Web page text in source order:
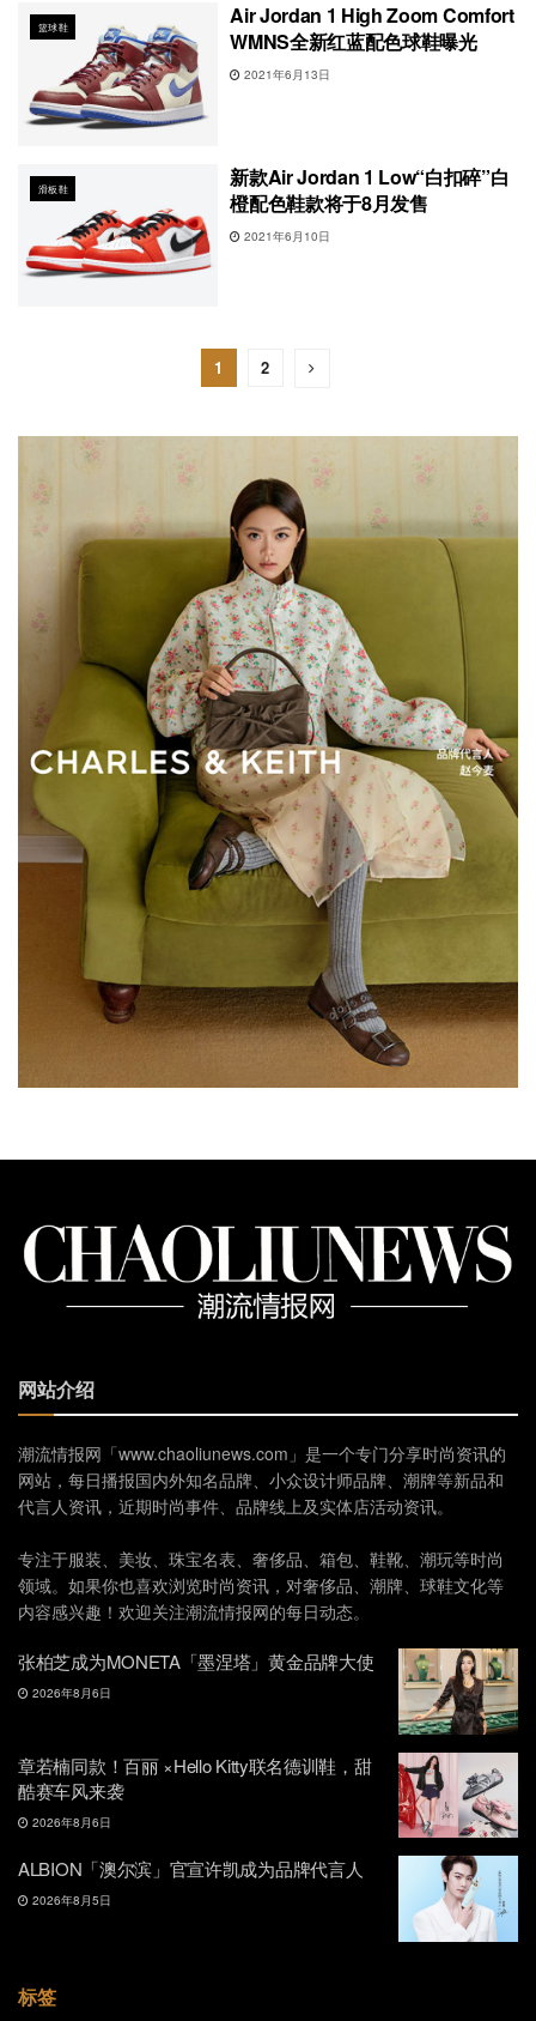
篮球鞋
Air Jordan 1 High Zoom Comfort
WMNS全新红蓝配色球鞋曝光
2021年6月13日
滑板鞋
新款Air Jordan 1 Low“白扣碎”白
橙配色鞋款将于8月发售
2021年6月10日
1 2
网站介绍
潮流情报网「www.chaoliunews.com」是一个专门分享时尚资讯的
网站，每日播报国内外知名品牌、小众设计师品牌、潮牌等新品和
代言人资讯，近期时尚事件、品牌线上及实体店活动资讯。
专注于服装、美妆、珠宝名表、奢侈品、箱包、鞋靴、潮玩等时尚
领域。如果你也喜欢浏览时尚资讯，对奢侈品、潮牌、球鞋文化等
内容感兴趣！欢迎关注潮流情报网的每日动态。
张柏芝成为MONETA「墨涅塔」黄金品牌大使
2026年8月6日
章若楠同款！百丽 ×Hello Kitty联名德训鞋，甜
酷赛车风来袭
2026年8月6日
ALBION「澳尔滨」官宣许凯成为品牌代言人
2026年8月5日
标签